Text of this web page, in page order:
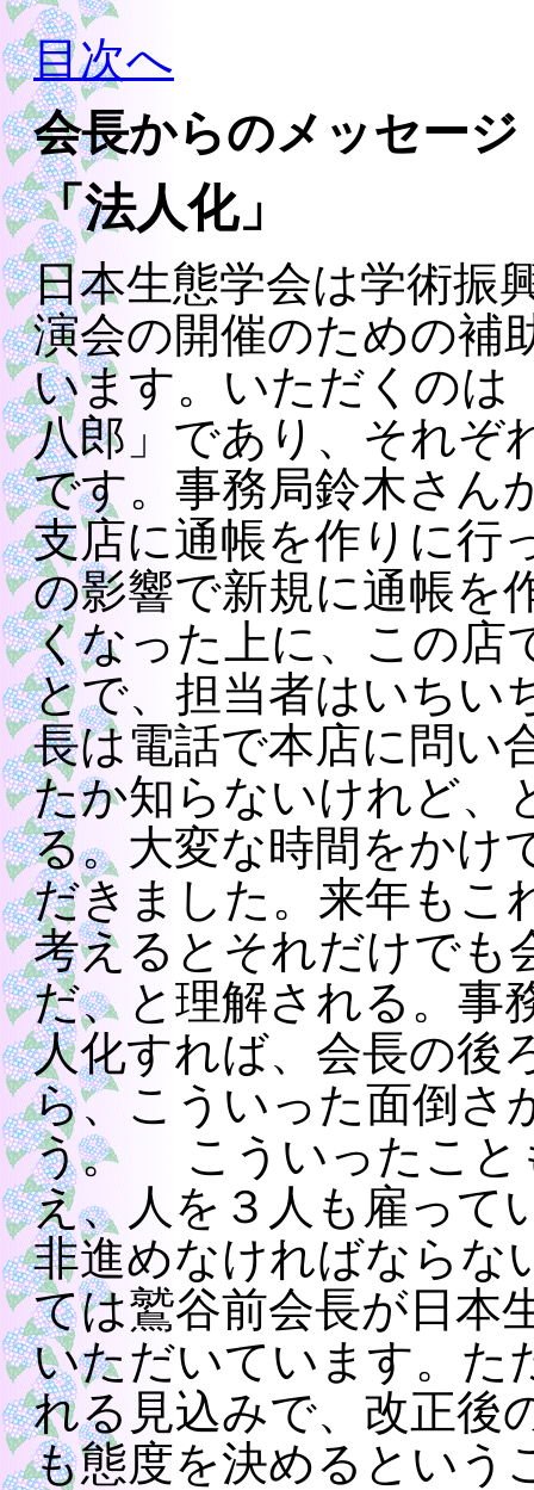
目次へ
会長からのメッセー
「法人化」
日本生態学会は学術振
演会の開催のための補
います。いただくの
八郎」であり、それぞ
です。事務局鈴木さん
支店に通帳を作りに行
の影響で新規に通帳を
くなった上に、この店
とで、担当者はいちい
長は電話で本店に問い
たか知らないけれど、
る。大変な時間をかけ
だきました。来年もこ
考えるとそれだけでも
だ、と理解される。事
人化すれば、会長の後
ら、こういった面倒さ
う。 こういったこと
え、人を３人も雇って
非進めなければならな
ては鷲谷前会長が日本
いただいています。た
れる見込みで、改正後
も態度を決めるという